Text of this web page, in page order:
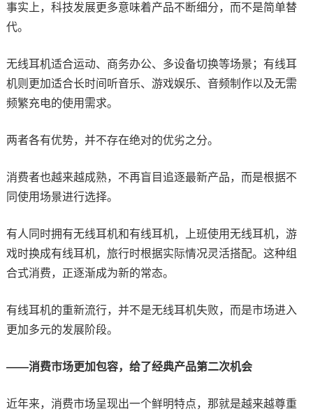
事实上，科技发展更多意味着产品不断细分，而不是简单替
代。
无线耳机适合运动、商务办公、多设备切换等场景；有线耳
机则更加适合长时间听音乐、游戏娱乐、音频制作以及无需
频繁充电的使用需求。
两者各有优势，并不存在绝对的优劣之分。
消费者也越来越成熟，不再盲目追逐最新产品，而是根据不
同使用场景进行选择。
有人同时拥有无线耳机和有线耳机，上班使用无线耳机，游
戏时换成有线耳机，旅行时根据实际情况灵活搭配。这种组
合式消费，正逐渐成为新的常态。
有线耳机的重新流行，并不是无线耳机失败，而是市场进入
更加多元的发展阶段。
——消费市场更加包容，给了经典产品第二次机会
近年来，消费市场呈现出一个鲜明特点，那就是越来越尊重